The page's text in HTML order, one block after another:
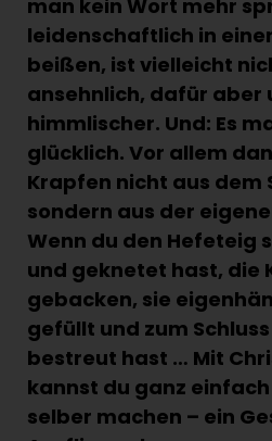
man kein Wort mehr
leidenschaftlich in
beißen, ist vielleicht
ansehnlich, dafür aber
himmlischer. Und: Es
glücklich. Vor allem
Krapfen nicht aus dem
sondern aus der
Wenn du den Hefeteig
und geknetet hast, die
gebacken, sie
gefüllt und zum
bestreut hast … Mit
kannst du ganz
selber machen – ein